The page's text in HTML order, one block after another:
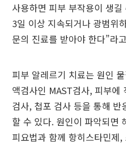
사용하면 피부 부작용이 생길
3일 이상 지속되거나 광범위
문의 진료를 받아야 한다”라
피부 알레르기 치료는 원인
액검사인 MAST검사, 피부에
검사, 첩포 검사 등을 통해 반
할 수 있다. 원인이 파악되면
피요법과 함께 항히스타민제